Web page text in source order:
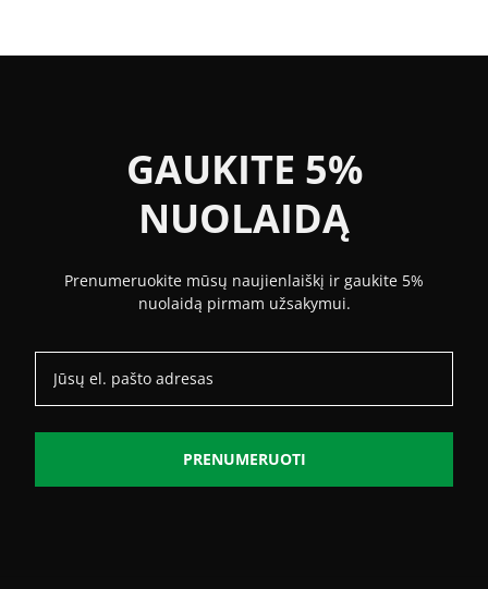
GAUKITE 5%
NUOLAIDĄ
Prenumeruokite mūsų naujienlaiškį ir gaukite 5%
nuolaidą pirmam užsakymui.
PRENUMERUOTI